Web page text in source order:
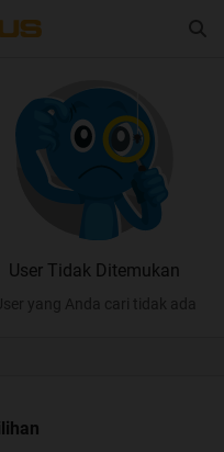
User Tidak Ditemukan
yang Anda cari tidak ada